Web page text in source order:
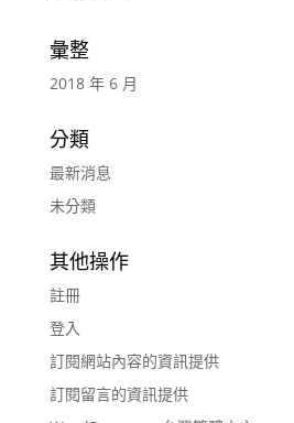
彙整
2018 年 6 月
分類
最新消息
未分類
其他操作
註冊
登入
訂閱網站內容的資訊提供
訂閱留言的資訊提供